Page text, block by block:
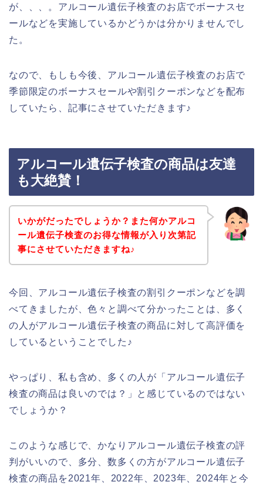
が、、、。アルコール遺伝子検査のお店でボーナスセ
ールなどを実施しているかどうかは分かりませんでし
た。
なので、もしも今後、アルコール遺伝子検査のお店で
季節限定のボーナスセールや割引クーポンなどを配布
していたら、記事にさせていただきます♪
アルコール遺伝子検査の商品は友達
も大絶賛！
いかがだったでしょうか？また何かアルコ
ール遺伝子検査のお得な情報が入り次第記
事にさせていただきますね♪
今回、アルコール遺伝子検査の割引クーポンなどを調
べてきましたが、色々と調べて分かったことは、多く
の人がアルコール遺伝子検査の商品に対して高評価を
しているということでした♪
やっぱり、私も含め、多くの人が「アルコール遺伝子
検査の商品は良いのでは？」と感じているのではない
でしょうか？
このような感じで、かなりアルコール遺伝子検査の評
判がいいので、多分、数多くの方がアルコール遺伝子
検査の商品を2021年、2022年、2023年、2024年と今